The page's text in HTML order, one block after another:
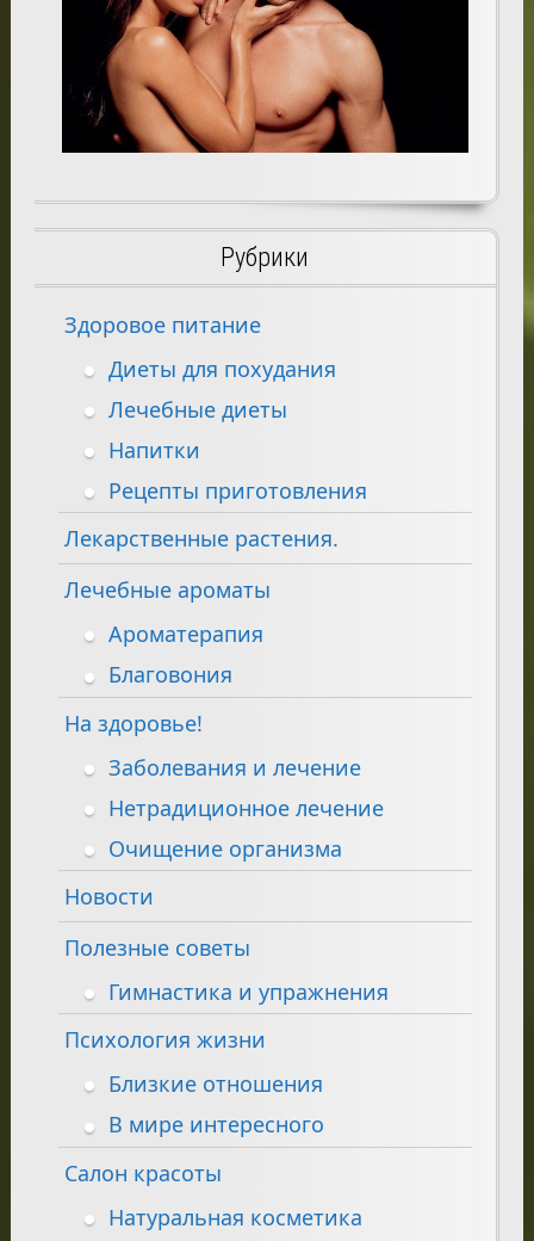
Рубрики
Здоровое питание
Диеты для похудания
Лечебные диеты
Напитки
Рецепты приготовления
Лекарственные растения.
Лечебные ароматы
Ароматерапия
Благовония
На здоровье!
Заболевания и лечение
Нетрадиционное лечение
Очищение организма
Новости
Полезные советы
Гимнастика и упражнения
Психология жизни
Близкие отношения
В мире интересного
Салон красоты
Натуральная косметика